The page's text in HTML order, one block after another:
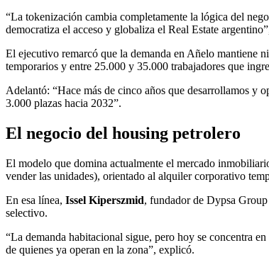
“La tokenización cambia completamente la lógica del
democratiza el acceso y globaliza el Real Estate
El ejecutivo remarcó que la demanda en Añelo mantiene
temporarios y entre 25.000 y 35.000 trabajadores que
Adelantó: “Hace más de cinco años que desarrollamos y
3.000 plazas hacia 2032”.
El negocio del housing petrolero
El modelo que domina actualmente el mercado
vender las unidades), orientado al alquiler corporativo
En esa línea, Issel Kiperszmid, fundador de Dypsa
selectivo.
“La demanda habitacional sigue, pero hoy se concentra
de quienes ya operan en la zona”, explicó.